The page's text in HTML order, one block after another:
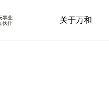
关于万和